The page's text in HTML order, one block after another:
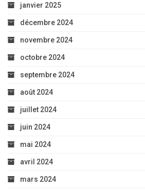
janvier 2025
décembre 2024
novembre 2024
octobre 2024
septembre 2024
août 2024
juillet 2024
juin 2024
mai 2024
avril 2024
mars 2024